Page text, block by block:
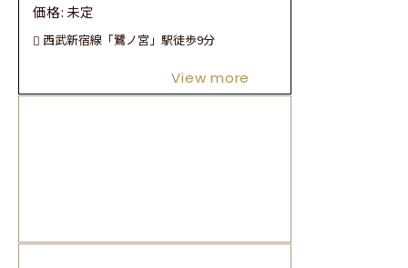
価格: 未定
西武新宿線「鷺ノ宮」駅徒歩9分
View more